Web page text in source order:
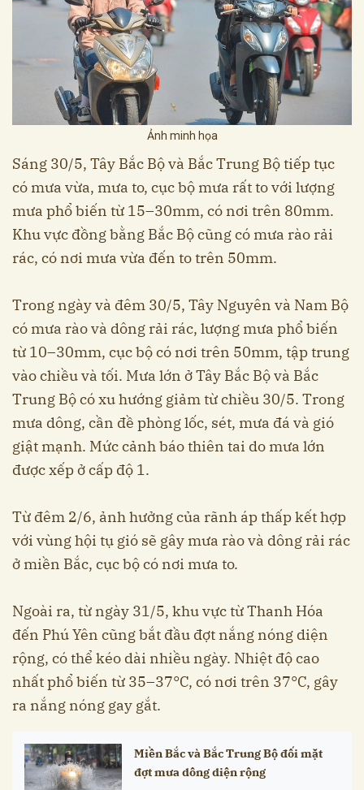
Ảnh minh họa
Sáng 30/5, Tây Bắc Bộ và Bắc Trung Bộ tiếp tục
có mưa vừa, mưa to, cục bộ mưa rất to với lượng
mưa phổ biến từ 15–30mm, có nơi trên 80mm.
Khu vực đồng bằng Bắc Bộ cũng có mưa rào rải
rác, có nơi mưa vừa đến to trên 50mm.
Trong ngày và đêm 30/5, Tây Nguyên và Nam Bộ
có mưa rào và dông rải rác, lượng mưa phổ biến
từ 10–30mm, cục bộ có nơi trên 50mm, tập trung
vào chiều và tối. Mưa lớn ở Tây Bắc Bộ và Bắc
Trung Bộ có xu hướng giảm từ chiều 30/5. Trong
mưa dông, cần đề phòng lốc, sét, mưa đá và gió
giật mạnh. Mức cảnh báo thiên tai do mưa lớn
được xếp ở cấp độ 1.
Từ đêm 2/6, ảnh hưởng của rãnh áp thấp kết hợp
với vùng hội tụ gió sẽ gây mưa rào và dông rải rác
ở miền Bắc, cục bộ có nơi mưa to.
Ngoài ra, từ ngày 31/5, khu vực từ Thanh Hóa
đến Phú Yên cũng bắt đầu đợt nắng nóng diện
rộng, có thể kéo dài nhiều ngày. Nhiệt độ cao
nhất phổ biến từ 35–37°C, có nơi trên 37°C, gây
ra nắng nóng gay gắt.
Miền Bắc và Bắc Trung Bộ đối mặt
đợt mưa dông diện rộng